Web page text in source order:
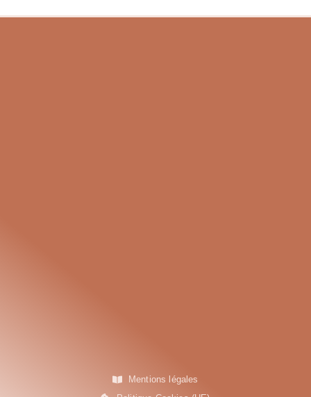
Mentions légales